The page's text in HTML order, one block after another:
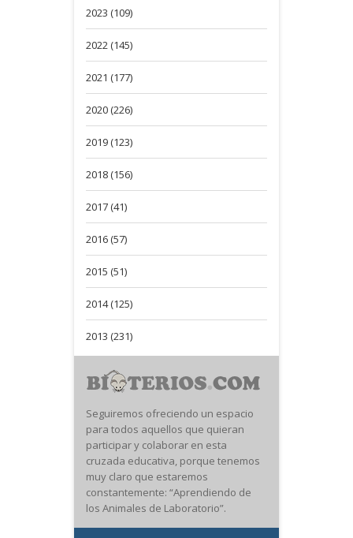
2023 (109)
2022 (145)
2021 (177)
2020 (226)
2019 (123)
2018 (156)
2017 (41)
2016 (57)
2015 (51)
2014 (125)
2013 (231)
Seguiremos ofreciendo un espacio
para todos aquellos que quieran
participar y colaborar en esta
cruzada educativa, porque tenemos
muy claro que estaremos
constantemente: “Aprendiendo de
los Animales de Laboratorio”.